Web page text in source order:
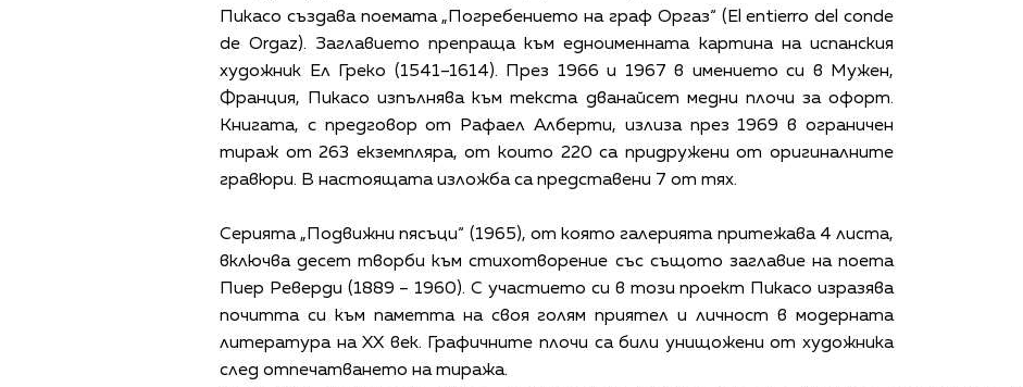
Пикасо създава поемата „Погребението на граф Оргаз“ (El entierro del conde
de Orgaz). Заглавието препраща към едноименната картина на испанския
художник Ел Греко (1541–1614). През 1966 и 1967 в имението си в Мужен,
Франция, Пикасо изпълнява към текста дванайсет медни плочи за офорт.
Книгата, с предговор от Рафаел Алберти, излиза през 1969 в ограничен
тираж от 263 екземпляра, от които 220 са придружени от оригиналните
гравюри. В настоящата изложба са представени 7 от тях.
Серията „Подвижни пясъци“ (1965), от която галерията притежава 4 листа,
включва десет творби към стихотворение със същото заглавие на поета
Пиер Реверди (1889 – 1960). С участието си в този проект Пикасо изразява
почитта си към паметта на своя голям приятел и личност в модерната
литература на ХХ век. Графичните плочи са били унищожени от художника
след отпечатването на тиража.